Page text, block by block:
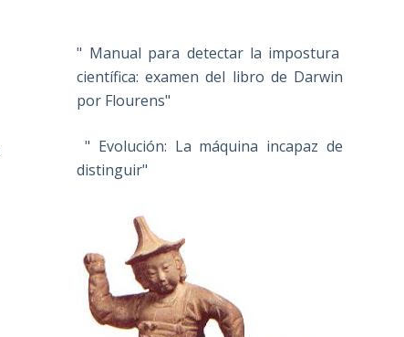
" Manual para detectar la impostura
científica: examen del libro de Darwin
por Flourens"
" Evolución: La máquina incapaz de
distinguir"